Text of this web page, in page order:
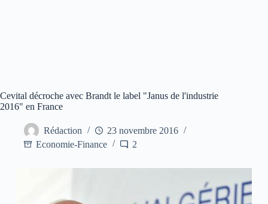
Cevital décroche avec Brandt le label "Janus de l'industrie
2016" en France
Rédaction
23 novembre 2016
Economie-Finance
2